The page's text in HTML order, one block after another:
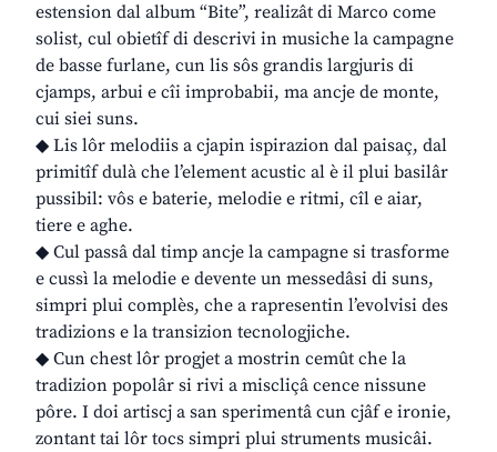
estension dal album “Bite”, realizât di Marco come
solist, cul obietîf di descrivi in musiche la campagne
de basse furlane, cun lis sôs grandis largjuris di
cjamps, arbui e cîi improbabii, ma ancje de monte,
cui siei suns.
◆ Lis lôr melodiis a cjapin ispirazion dal paisaç, dal
primitîf dulà che l’element acustic al è il plui basilâr
pussibil: vôs e baterie, melodie e ritmi, cîl e aiar,
tiere e aghe.
◆ Cul passâ dal timp ancje la campagne si trasforme
e cussì la melodie e devente un messedâsi di suns,
simpri plui complès, che a rapresentin l’evolvisi des
tradizions e la transizion tecnologjiche.
◆ Cun chest lôr progjet a mostrin cemût che la
tradizion popolâr si rivi a miscliçâ cence nissune
pôre. I doi artiscj a san sperimentâ cun cjâf e ironie,
zontant tai lôr tocs simpri plui struments musicâi.